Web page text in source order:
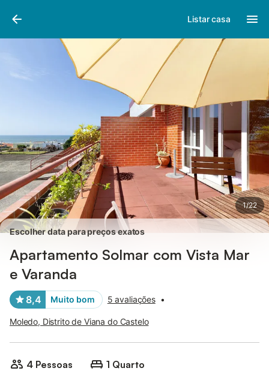
Listar casa
1/22
Fotos
Escolher data para preços exatos
Apartamento Solmar com Vista Mar
e Varanda
8,4 Muito bom 5 avaliações •
Moledo, Distrito de Viana do Castelo
4 Pessoas
1 Quarto